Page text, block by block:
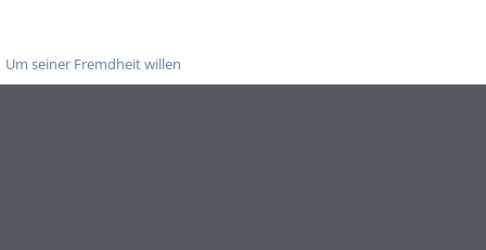
Um seiner Fremdheit willen